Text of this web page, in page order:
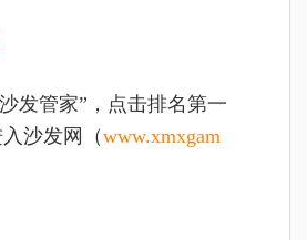
发管家”，点击排名第一
沙发网（www.xmxgam